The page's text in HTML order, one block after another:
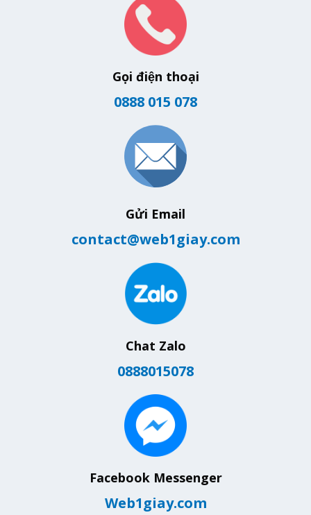
Gọi điện thoại
0888 015 078
Gửi Email
contact@web1giay.com
Chat Zalo
0888015078
Facebook Messenger
Web1giay.com